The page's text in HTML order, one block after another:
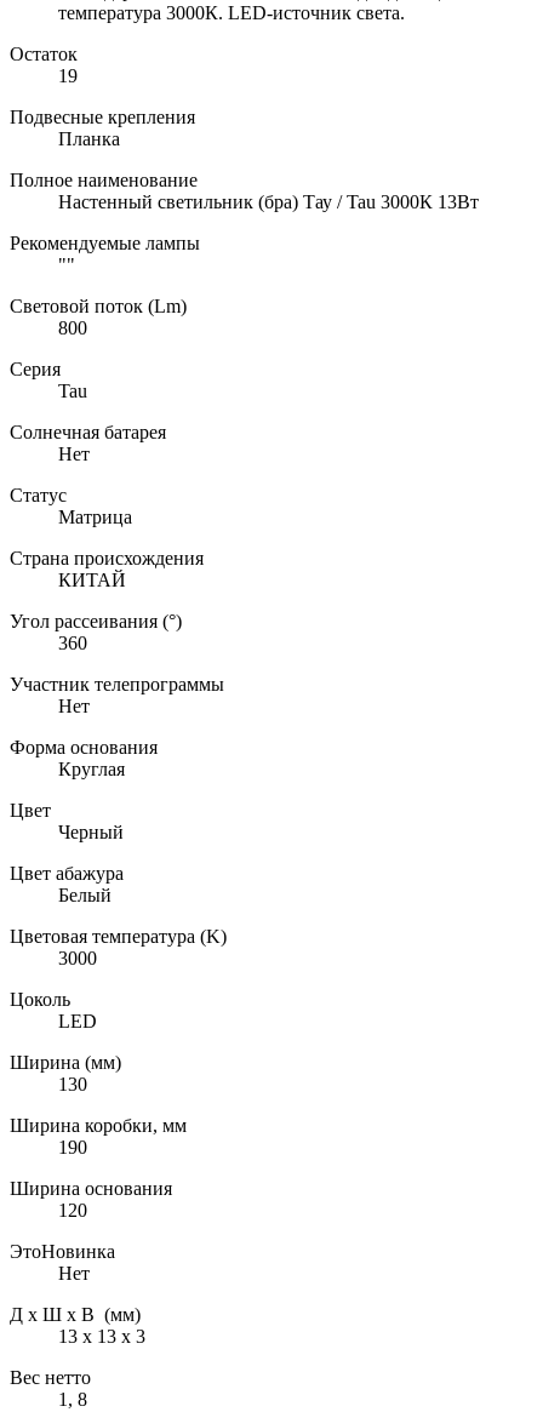
температура 3000К. LED-источник света.
Остаток
19
Подвесные крепления
Планка
Полное наименование
Настенный светильник (бра) Тау / Tau 3000К 13Вт
Рекомендуемые лампы
""
Световой поток (Lm)
800
Серия
Tau
Солнечная батарея
Нет
Статус
Матрица
Страна происхождения
КИТАЙ
Угол рассеивания (°)
360
Участник телепрограммы
Нет
Форма основания
Круглая
Цвет
Черный
Цвет абажура
Белый
Цветовая температура (K)
3000
Цоколь
LED
Ширина (мм)
130
Ширина коробки, мм
190
Ширина основания
120
ЭтоНовинка
Нет
Д х Ш х В (мм)
13 х 13 х 3
Вес нетто
1, 8